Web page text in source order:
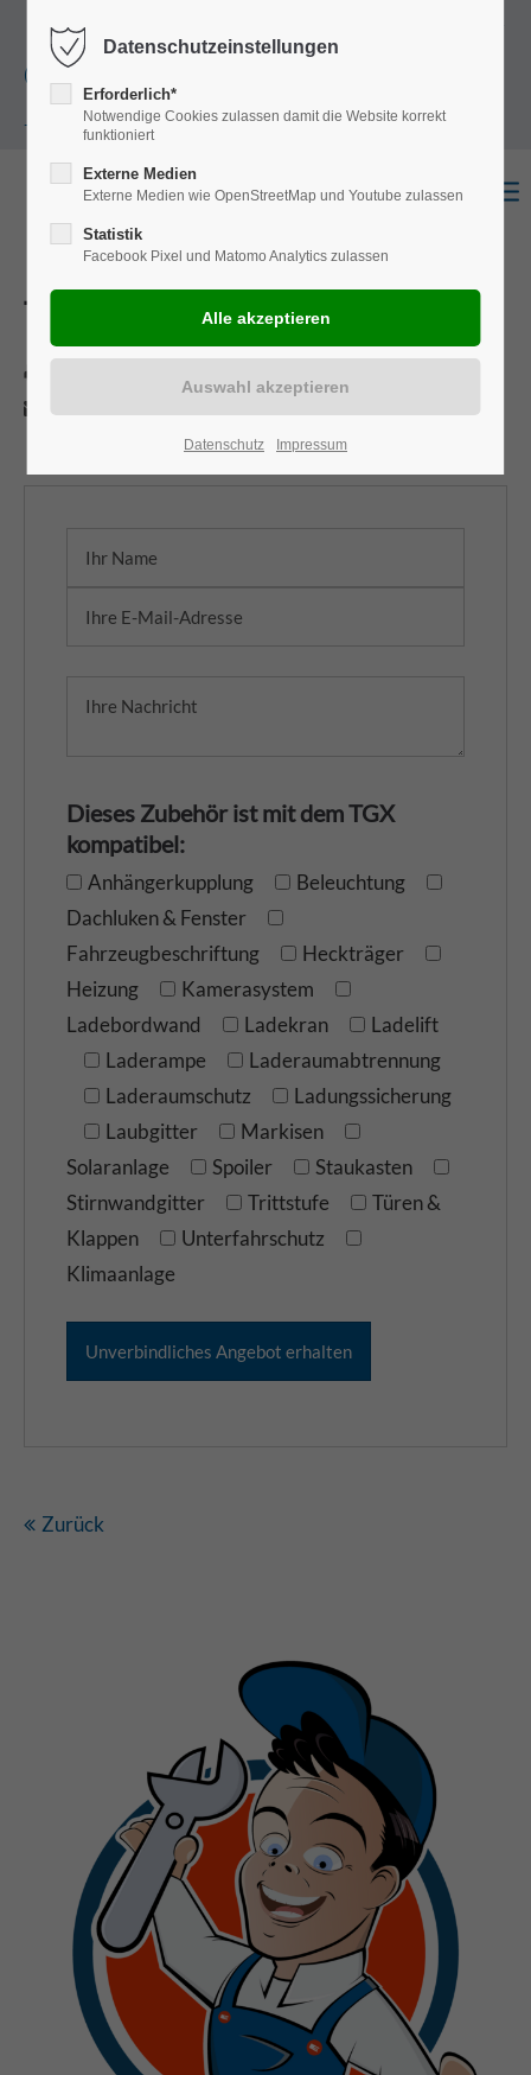
+49
(0)251 322 631
- 0
TGX
Dieses Zubehör ist mit dem TGX
kompatibel:
Anhängerkupplung
Beleuchtung
Dachluken & Fenster
Fahrzeugbeschriftung
Heckträger
Heizung
Kamerasystem
Ladebordwand
Ladekran
Ladelift
Laderampe
Laderaumabtrennung
Laderaumschutz
Ladungssicherung
Laubgitter
Markisen
Solaranlage
Spoiler
Staukasten
Stirnwandgitter
Trittstufe
Türen &
Klappen
Unterfahrschutz
Klimaanlage
Zurück
Datenschutzeinstellungen
Erforderlich*
Notwendige Cookies zulassen damit die Website korrekt
funktioniert
Externe Medien
Externe Medien wie OpenStreetMap und Youtube zulassen
Statistik
Facebook Pixel und Matomo Analytics zulassen
Datenschutz Impressum